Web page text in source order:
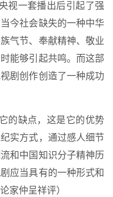
视一套播出后引起了强
今社会缺失的一种中华
气节、奉献精神、敬业
能够引起共鸣。而这部
剧创作创造了一种成功
的缺点，这是它的优势
实方式，通过感人细节
和中国知识分子精神历
应当具有的一种形式和
家仲呈祥评）